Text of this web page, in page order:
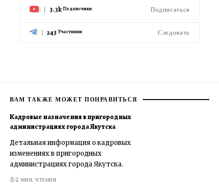
3.3k Подписчики Подписаться
243 Участники Следовать
ВАМ ТАКЖЕ МОЖЕТ ПОНРАВИТЬСЯ
Кадровые назначения в пригородных
администрациях города Якутска
Детальная информация о кадровых
изменениях в пригородных
администрациях города Якутска.
2 МИН. ЧТЕНИЯ